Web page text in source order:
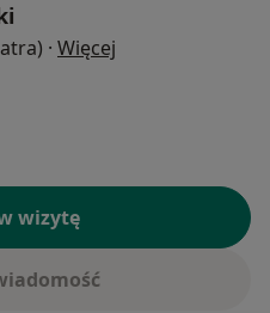
· Więcej
wizytę